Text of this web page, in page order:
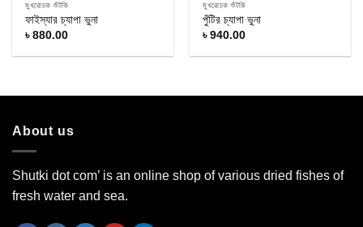
মুখরোচক শুঁটকি
ফাইস্যার চ্যাপা ভুনা
৳880.00
মুখরোচক শুঁটকি
পুঁটির চ্যাপা ভুনা
৳940.00
About us
Shutki dot com’ is an online shop of various dried fishes of
fresh water and sea.